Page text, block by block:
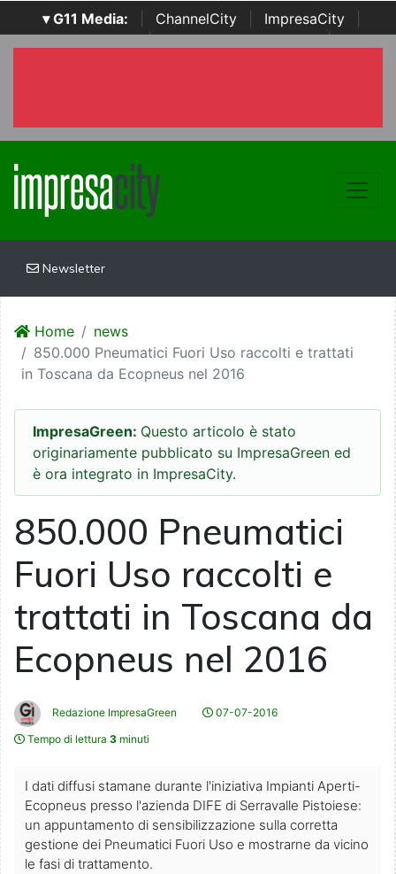
▾ G11 Media: ChannelCity ImpresaCity
SecurityOpenLab | Italian Channel Awards | Italian
Newsletter
Home
news
850.000 Pneumatici Fuori Uso raccolti e trattati
in Toscana da Ecopneus nel 2016
ImpresaGreen: Questo articolo è stato
originariamente pubblicato su ImpresaGreen ed
è ora integrato in ImpresaCity.
850.000 Pneumatici
Fuori Uso raccolti e
trattati in Toscana da
Ecopneus nel 2016
Redazione ImpresaGreen
07-07-2016
Tempo di lettura 3 minuti
I dati diffusi stamane durante l'iniziativa Impianti Aperti-
Ecopneus presso l'azienda DIFE di Serravalle Pistoiese:
un appuntamento di sensibilizzazione sulla corretta
gestione dei Pneumatici Fuori Uso e mostrarne da vicino
le fasi di trattamento.